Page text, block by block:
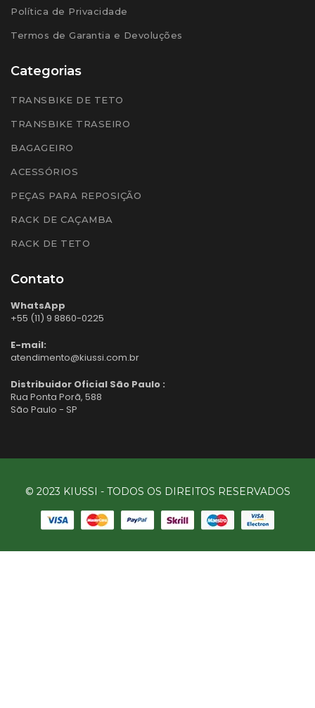
Política de Privacidade
Termos de Garantia e Devoluções
Categorias
TRANSBIKE DE TETO
TRANSBIKE TRASEIRO
BAGAGEIRO
ACESSÓRIOS
PEÇAS PARA REPOSIÇÃO
RACK DE CAÇAMBA
RACK DE TETO
Contato
WhatsApp
+55 (11) 9 8860-0225
E-mail:
atendimento@kiussi.com.br
Distribuidor Oficial São Paulo :
Rua Ponta Porã, 588
São Paulo - SP
© 2023 KIUSSI - TODOS OS DIREITOS RESERVADOS